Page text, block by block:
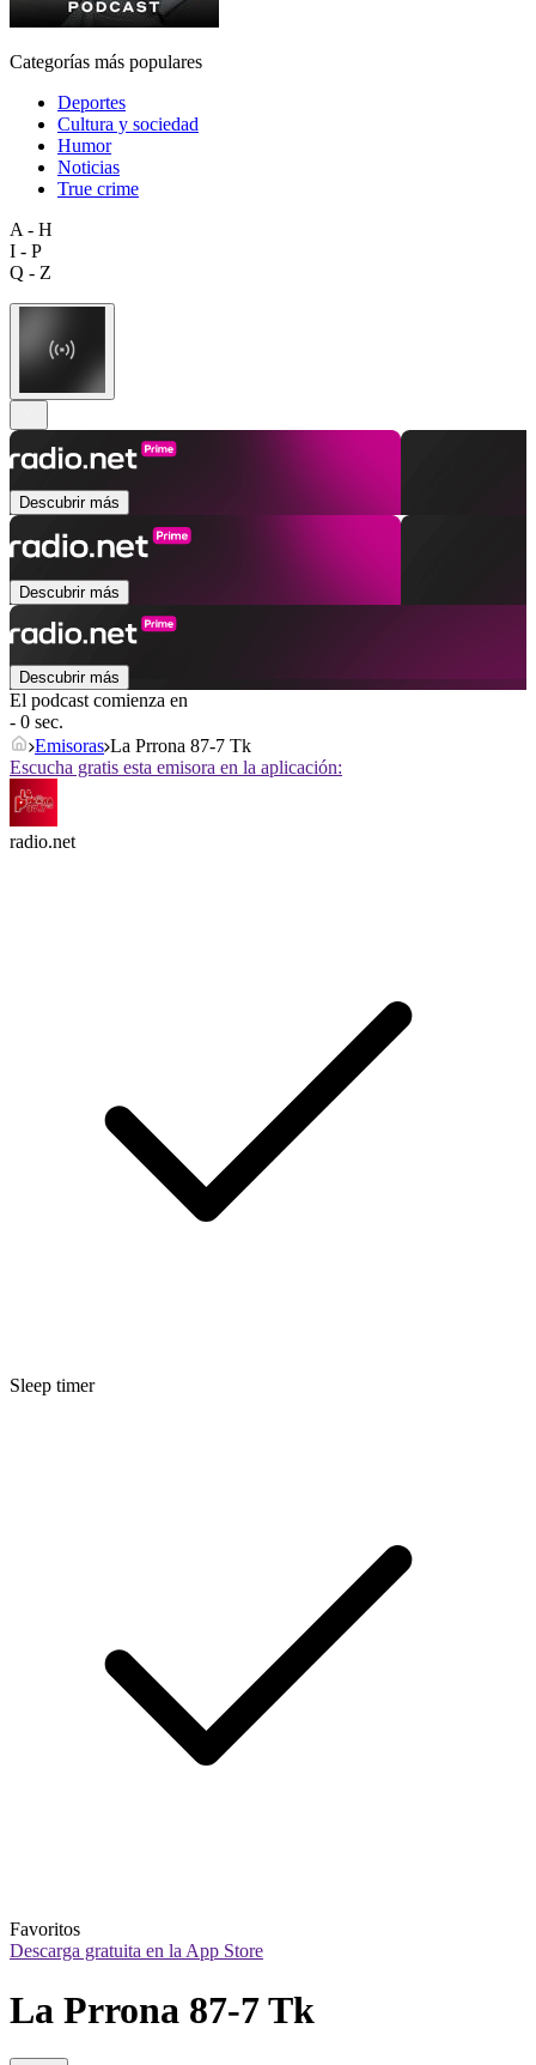
Categorías más populares
Deportes
Cultura y sociedad
Humor
Noticias
True crime
A - H
I - P
Q - Z
Descubrir más
Descubrir más
Descubrir más
El podcast comienza en
- 0 sec.
Emisoras La Prrona 87-7 Tk
Escucha gratis esta emisora en la aplicación:
radio.net
Sleep timer
Favoritos
Descarga gratuita en la App Store
La Prrona 87-7 Tk